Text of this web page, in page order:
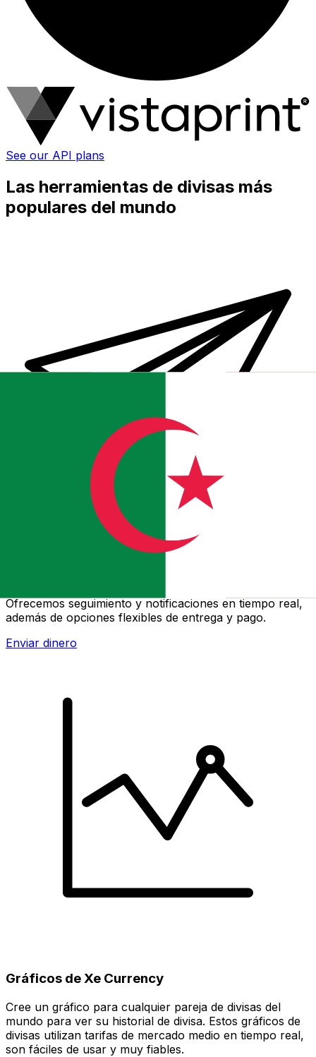
See our API plans
Las herramientas de divisas más
populares del mundo
Ofrecemos seguimiento y notificaciones en tiempo real,
además de opciones flexibles de entrega y pago.
Enviar dinero
Gráficos de Xe Currency
Cree un gráfico para cualquier pareja de divisas del
mundo para ver su historial de divisa. Estos gráficos de
divisas utilizan tarifas de mercado medio en tiempo real,
son fáciles de usar y muy fiables.